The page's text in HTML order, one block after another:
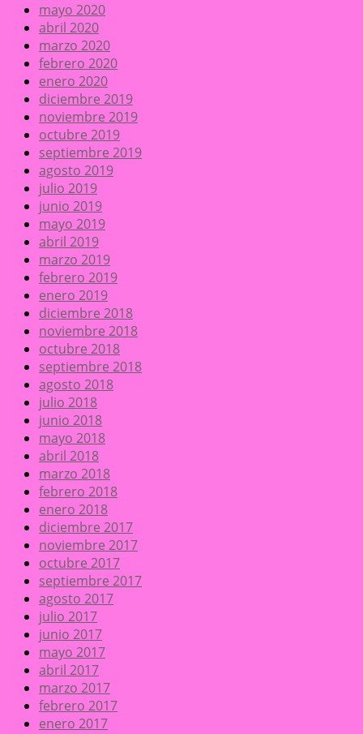
mayo 2020
abril 2020
marzo 2020
febrero 2020
enero 2020
diciembre 2019
noviembre 2019
octubre 2019
septiembre 2019
agosto 2019
julio 2019
junio 2019
mayo 2019
abril 2019
marzo 2019
febrero 2019
enero 2019
diciembre 2018
noviembre 2018
octubre 2018
septiembre 2018
agosto 2018
julio 2018
junio 2018
mayo 2018
abril 2018
marzo 2018
febrero 2018
enero 2018
diciembre 2017
noviembre 2017
octubre 2017
septiembre 2017
agosto 2017
julio 2017
junio 2017
mayo 2017
abril 2017
marzo 2017
febrero 2017
enero 2017